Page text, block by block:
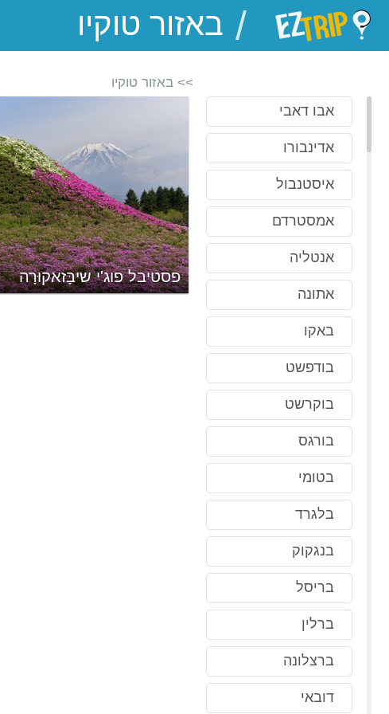
EZTrip
/
אבו דאבי
אדינבורו
איסטנבול
אמסטרדם
אנטליה
אתונה
באקו
בודפשט
בוקרשט
בורגס
בטומי
בלגרד
בנגקוק
בריסל
ברלין
ברצלונה
דובאי
>> באזור טוקיו
פסטיבל פוג'י שיבָּזאקוּרָה